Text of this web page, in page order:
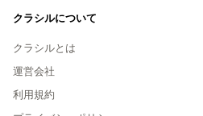
クラシルについて
クラシルとは
運営会社
利用規約